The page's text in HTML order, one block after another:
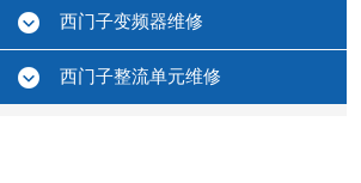
西门子变频器维修
西门子整流单元维修